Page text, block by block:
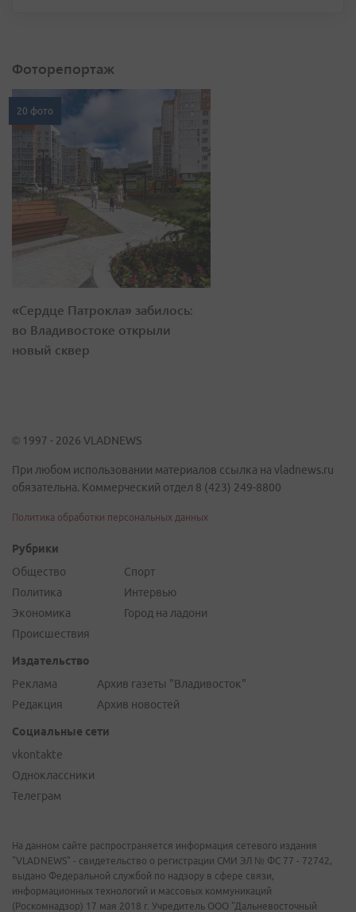
Фоторепортаж
20 фото
«Сердце Патрокла» забилось:
во Владивостоке открыли
новый сквер
© 1997 - 2026 VLADNEWS
При любом использовании материалов ссылка на vladnews.ru
обязательна. Коммерческий отдел 8 (423) 249-8800
Политика обработки персональных данных
Рубрики
Общество
Политика
Экономика
Происшествия
Спорт
Интервью
Город на ладони
Издательство
Реклама
Редакция
Архив газеты "Владивосток"
Архив новостей
Социальные сети
vkontakte
Одноклассники
Телеграм
На данном сайте распространяется информация сетевого издания
"VLADNEWS" - свидетельство о регистрации СМИ ЭЛ № ФС 77 - 72742,
выдано Федеральной службой по надзору в сфере связи,
информационных технологий и массовых коммуникаций
(Роскомнадзор) 17 мая 2018 г. Учредитель ООО "Дальневосточный